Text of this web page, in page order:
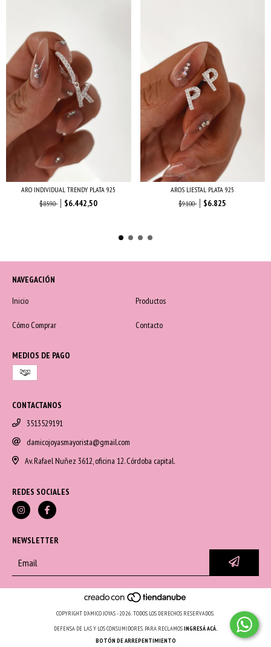
ARO INDIVIDUAL TRENDY PLATA 925
$8.590
$6.442,50
AROS LIESTAL PLATA 925
$9.100
$6.825
NAVEGACIÓN
Inicio
Productos
Cómo Comprar Contacto
MEDIOS DE PAGO
CONTACTANOS
3513529191
damicojoyasmayorista@gmail.com
Av. Rafael Nuñez 3612, oficina 12. Córdoba capital.
REDES SOCIALES
NEWSLETTER
COPYRIGHT D'AMICO JOYAS - 2026. TODOS LOS DERECHOS RESERVADOS.
DEFENSA DE LAS Y LOS CONSUMIDORES. PARA RECLAMOSINGRESÁ ACÁ.
BOTÓN DE ARREPENTIMIENTO